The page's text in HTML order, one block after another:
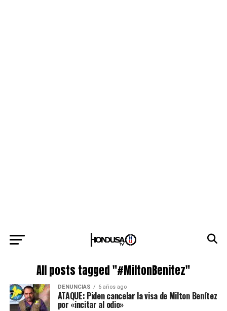
All posts tagged "#MiltonBenitez"
DENUNCIAS 6 años ago
ATAQUE: Piden cancelar la visa de Milton Benítez
por «incitar al odio»